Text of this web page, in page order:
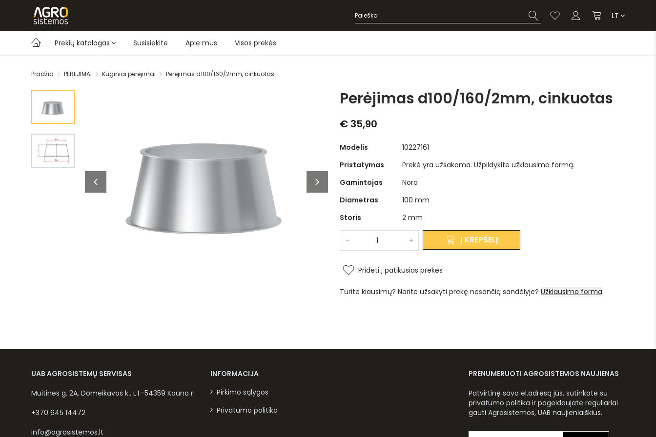
LT
Prekių katalogas Susisiekite Apie mus Visos prekės
Pradžia PERĖJIMAI Kūginiai perėjimai Perėjimas d100/160/2mm, cinkuotas
Perėjimas d100/160/2mm, cinkuotas
€ 35,90
Modelis
10227161
Pristatymas
Prekė yra užsakoma. Užpildykite užklausimo formą.
Gamintojas
Noro
Diametras
100 mm
Storis
2 mm
- + Į KREPŠELĮ
Pridėti į patikusias prekes
Turite klausimų? Norite užsakyti prekę nesančią sandėlyje? Užklausimo forma
UAB AGROSISTEMŲ SERVISAS
Muitinės g. 2A, Domeikavos k., LT-54359 Kauno r.
+370 645 14472
info@agrosistemos.lt
INFORMACIJA
Pirkimo sąlygos
Privatumo politika
PRENUMERUOTI AGROSISTEMOS NAUJIENAS
Patvirtinę savo el.adresą jūs, sutinkate su
privatumo politika ir pageidaujate reguliariai
gauti Agrosistemos, UAB naujienlaiškius.